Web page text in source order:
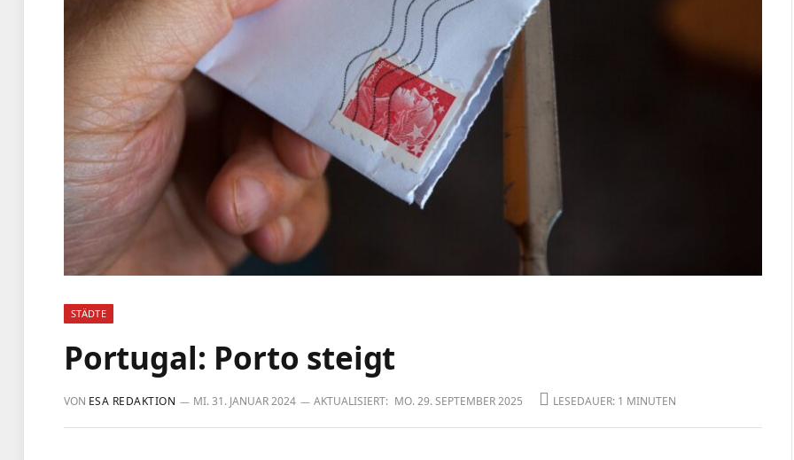
STÄDTE
Portugal: Porto steigt
VON ESA REDAKTION MI. 31. JANUAR 2024 AKTUALISIERT: MO. 29. SEPTEMBER 2025 LESEDAUER: 1 MINUTEN